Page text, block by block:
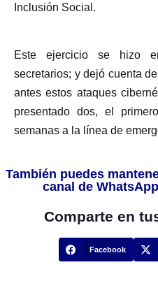
Inclusión Social.
Este ejercicio se hizo
secretarios; y dejó cuenta
antes estos ataques
presentado dos, el
semanas a la línea de
También puedes
canal de
Comparte en
Facebook